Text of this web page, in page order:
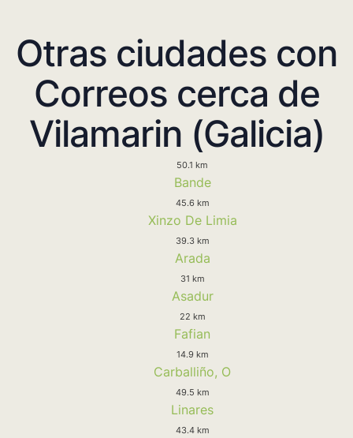
Otras ciudades con
Correos cerca de
Vilamarin (Galicia)
50.1 km
Bande
45.6 km
Xinzo De Limia
39.3 km
Arada
31 km
Asadur
22 km
Fafian
14.9 km
Carballiño, O
49.5 km
Linares
43.4 km